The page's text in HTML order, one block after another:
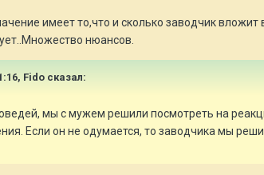
имеет то,что и сколько заводчик
нюансов.
Fido сказал:
мы с мужем решили посмотреть на
Если он не одумается, то заводчика мы